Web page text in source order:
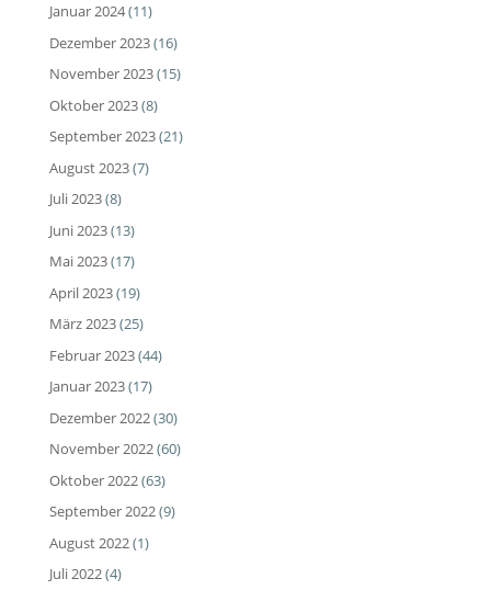
Januar 2024(11)
Dezember 2023(16)
November 2023(15)
Oktober 2023(8)
September 2023(21)
August 2023(7)
Juli 2023(8)
Juni 2023(13)
Mai 2023(17)
April 2023(19)
März 2023(25)
Februar 2023(44)
Januar 2023(17)
Dezember 2022(30)
November 2022(60)
Oktober 2022(63)
September 2022(9)
August 2022(1)
Juli 2022(4)